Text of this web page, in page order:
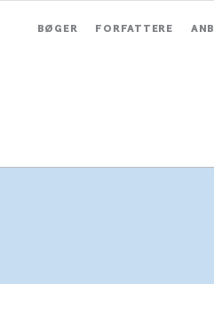
BØGER FORFATTERE